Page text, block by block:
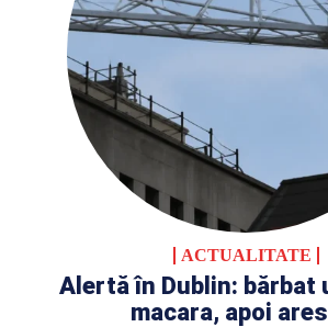
ACTUALITATE
Alertă în Dublin: bărbat
macara, apoi